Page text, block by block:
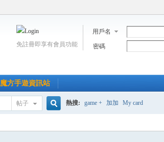
用戶名
密碼
免註冊即享有會員功能
魔方手遊資訊站
帖子 熱搜: game + 加加 My card